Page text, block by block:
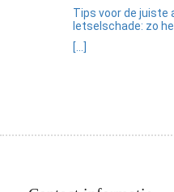
Tips voor de juiste
letselschade: zo
[...]